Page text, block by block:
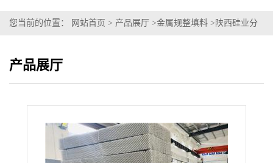
您当前的位置： 网站首页 > 产品展厅 >金属规整填料 > 陕西硅业分
料
产品展厅